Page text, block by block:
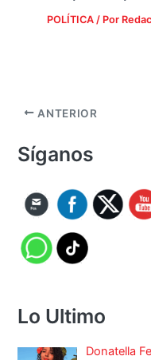
POLÍTICA/ Por
ANTERIOR
Síganos
Lo Ultimo
Donatella